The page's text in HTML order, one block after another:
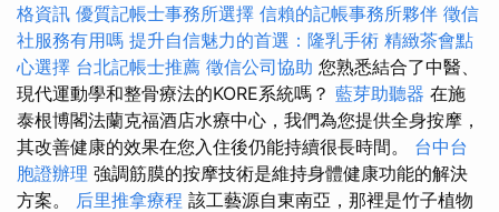
格資訊 優質記帳士事務所選擇 信賴的記帳事務所夥伴 徵信
社服務有用嗎 提升自信魅力的首選：隆乳手術 精緻茶會點
心選擇 台北記帳士推薦 徵信公司協助 您熟悉結合了中醫、
現代運動學和整骨療法的KORE系統嗎？ 藍芽助聽器 在施
泰根博閣法蘭克福酒店水療中心，我們為您提供全身按摩，
其改善健康的效果在您入住後仍能持續很長時間。 台中台
胞證辦理 強調筋膜的按摩技術是維持身體健康功能的解決
方案。 后里推拿療程 該工藝源自東南亞，那裡是竹子​​植物